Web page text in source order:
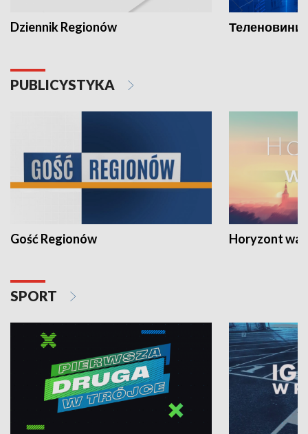
Dziennik Regionów Теленовини
PUBLICYSTYKA
Gość Regionów Horyzont
SPORT